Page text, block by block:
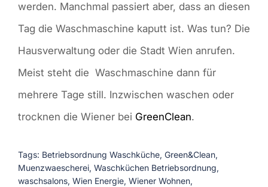
werden. Manchmal passiert aber, dass an diesen
Tag die Waschmaschine kaputt ist. Was tun? Die
Hausverwaltung oder die Stadt Wien anrufen.
Meist steht die Waschmaschine dann für
mehrere Tage still. Inzwischen waschen oder
trocknen die Wiener bei GreenClean.
Tags: Betriebsordnung Waschküche, Green&Clean,
Muenzwaescherei, Waschküchen Betriebsordnung,
waschsalons, Wien Energie, Wiener Wohnen,